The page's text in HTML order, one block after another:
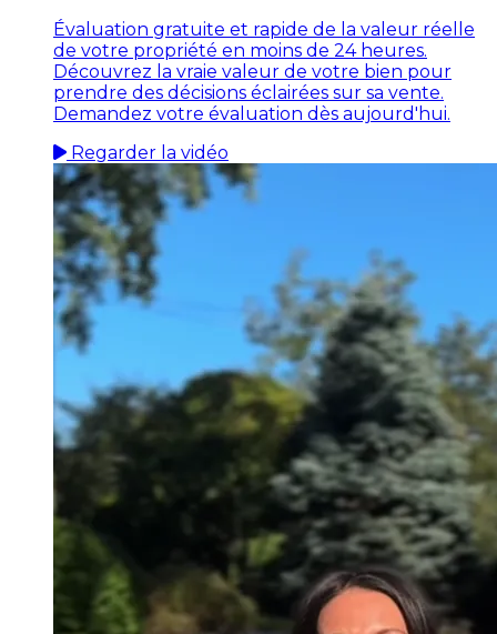
Évaluation gratuite et rapide de la valeur réelle
de votre propriété en moins de 24 heures.
Découvrez la vraie valeur de votre bien pour
prendre des décisions éclairées sur sa vente.
Demandez votre évaluation dès aujourd'hui.
Regarder la vidéo